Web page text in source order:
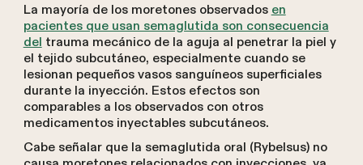
La mayoría de los moretones observados en
pacientes que usan semaglutida son consecuencia
del trauma mecánico de la aguja al penetrar la piel y
el tejido subcutáneo, especialmente cuando se
lesionan pequeños vasos sanguíneos superficiales
durante la inyección. Estos efectos son
comparables a los observados con otros
medicamentos inyectables subcutáneos.
Cabe señalar que la semaglutida oral (Rybelsus) no